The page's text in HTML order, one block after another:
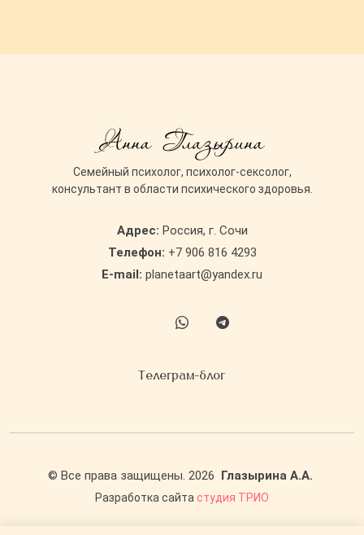
Cемейный психолог, психолог-сексолог,
консультант в области психического здоровья.
Адрес: Россия, г. Сочи
Телефон: +7 906 816 4293
E-mail: planetaart@yandex.ru
Телеграм-блог
© Все права защищены. 2026 Глазырина А.А.
Разработка сайтастудия ТРИО